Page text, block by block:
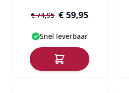
€ 59,95
€ 74,95
Snel leverbaar